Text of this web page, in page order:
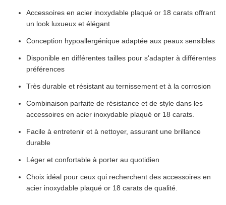
Accessoires en acier inoxydable plaqué or 18 carats offrant
un look luxueux et élégant
Conception hypoallergénique adaptée aux peaux sensibles
Disponible en différentes tailles pour s'adapter à différentes
préférences
Très durable et résistant au ternissement et à la corrosion
Combinaison parfaite de résistance et de style dans les
accessoires en acier inoxydable plaqué or 18 carats.
Facile à entretenir et à nettoyer, assurant une brillance
durable
Léger et confortable à porter au quotidien
Choix idéal pour ceux qui recherchent des accessoires en
acier inoxydable plaqué or 18 carats de qualité.